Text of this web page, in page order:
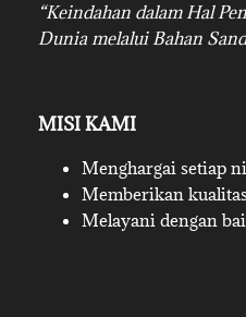
“Keindahan dalam Hal
Dunia melalui Bahan
MISI KAMI
Menghargai setiap
Memberikan
Melayani dengan